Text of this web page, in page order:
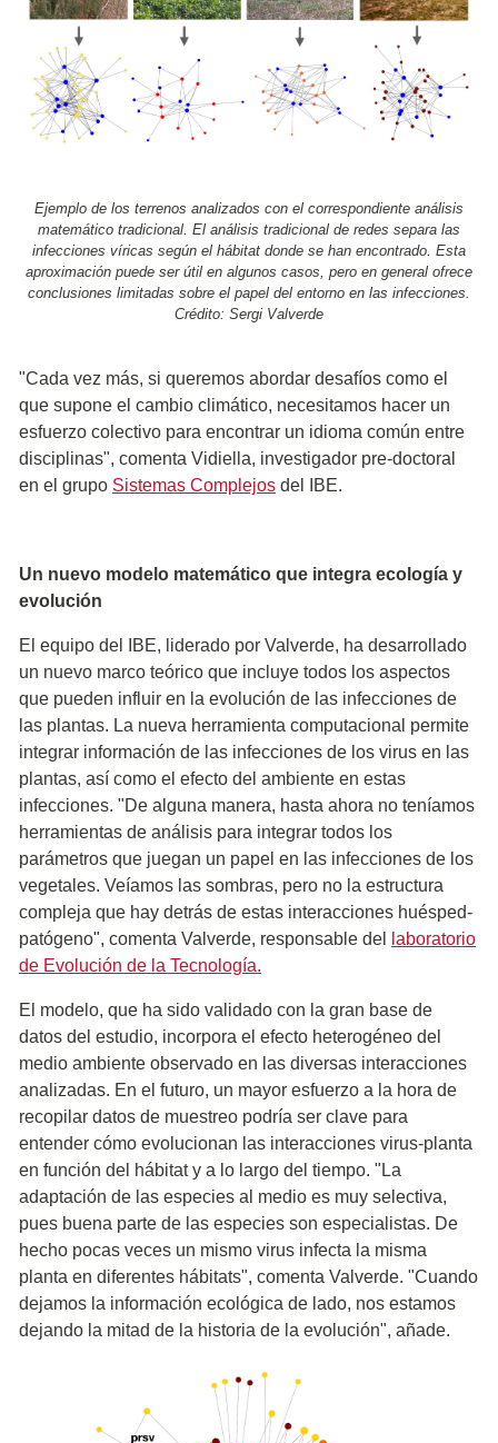
Ejemplo de los terrenos analizados con el correspondiente análisis
matemático tradicional. El análisis tradicional de redes separa las
infecciones víricas según el hábitat donde se han encontrado. Esta
aproximación puede ser útil en algunos casos, pero en general ofrece
conclusiones limitadas sobre el papel del entorno en las infecciones.
Crédito: Sergi Valverde
"Cada vez más, si queremos abordar desafíos como el
que supone el cambio climático, necesitamos hacer un
esfuerzo colectivo para encontrar un idioma común entre
disciplinas", comenta Vidiella, investigador pre-doctoral
en el grupo Sistemas Complejos del IBE.
Un nuevo modelo matemático que integra ecología y
evolución
El equipo del IBE, liderado por Valverde, ha desarrollado
un nuevo marco teórico que incluye todos los aspectos
que pueden influir en la evolución de las infecciones de
las plantas. La nueva herramienta computacional permite
integrar información de las infecciones de los virus en las
plantas, así como el efecto del ambiente en estas
infecciones. "De alguna manera, hasta ahora no teníamos
herramientas de análisis para integrar todos los
parámetros que juegan un papel en las infecciones de los
vegetales. Veíamos las sombras, pero no la estructura
compleja que hay detrás de estas interacciones huésped-
patógeno", comenta Valverde, responsable del
laboratorio
de Evolución de la Tecnología.
El modelo, que ha sido validado con la gran base de
datos del estudio, incorpora el efecto heterogéneo del
medio ambiente observado en las diversas interacciones
analizadas. En el futuro, un mayor esfuerzo a la hora de
recopilar datos de muestreo podría ser clave para
entender cómo evolucionan las interacciones virus-planta
en función del hábitat y a lo largo del tiempo. "La
adaptación de las especies al medio es muy selectiva,
pues buena parte de las especies son especialistas. De
hecho pocas veces un mismo virus infecta la misma
planta en diferentes hábitats", comenta Valverde. "Cuando
dejamos la información ecológica de lado, nos estamos
dejando la mitad de la historia de la evolución", añade.